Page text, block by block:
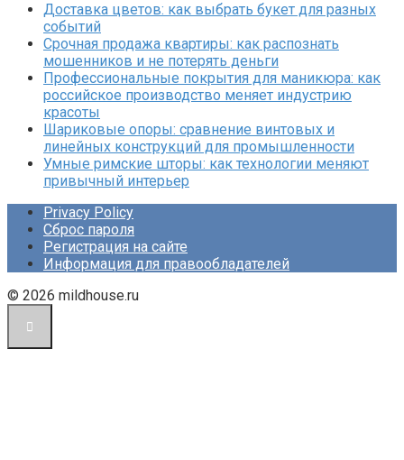
Доставка цветов: как выбрать букет для разных
событий
Срочная продажа квартиры: как распознать
мошенников и не потерять деньги
Профессиональные покрытия для маникюра: как
российское производство меняет индустрию
красоты
Шариковые опоры: сравнение винтовых и
линейных конструкций для промышленности
Умные римские шторы: как технологии меняют
привычный интерьер
Privacy Policy
Сброс пароля
Регистрация на сайте
Информация для правообладателей
© 2026 mildhouse.ru